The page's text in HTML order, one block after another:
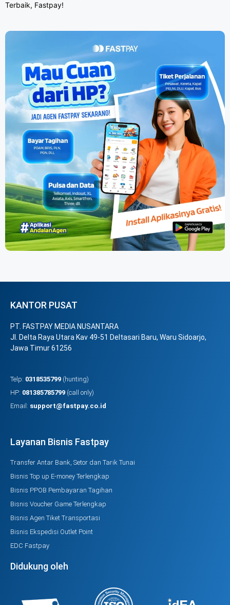
Terbaik, Fastpay!
KANTOR PUSAT
PT. FASTPAY MEDIA NUSANTARA
Jl. Delta Raya Utara Kav 49-51 Deltasari Baru, Waru Sidoarjo,
Jawa Timur 61256
Telp: 0318535799 (hunting)
HP: 081385785799 (call only)
Email: support@fastpay.co.id
Layanan Bisnis Fastpay
Transfer Antar Bank, Setor dan Tarik Tunai
Bisnis Top up E-money Terlengkap
Bisnis PPOB Pembayaran Tagihan
Bisnis Voucher Game Terlengkap
Bisnis Agen Tiket Transportasi
Bisnis Ekspedisi Outlet Point
EDC Fastpay
Didukung oleh